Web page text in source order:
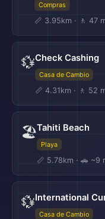
Compras
📏 3.95km · 🚶 47
💱Check Cashing
Casa de Cambio
📏 4.31km · 🚶 52
🏖️Tahiti Beach
Playa
📏 5.78km · 🚗 ~9
💱International
Casa de Cambio